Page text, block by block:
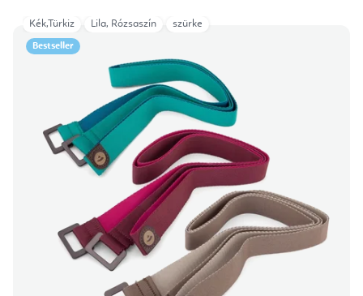
Bestseller
Kék,Türkiz Lila, Rózsaszín szürke